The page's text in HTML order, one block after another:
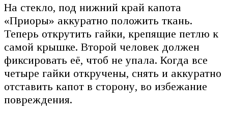
На стекло, под нижний край капота
«Приоры» аккуратно положить ткань.
Теперь открутить гайки, крепящие петлю к
самой крышке. Второй человек должен
фиксировать её, чтоб не упала. Когда все
четыре гайки откручены, снять и аккуратно
отставить капот в сторону, во избежание
повреждения.